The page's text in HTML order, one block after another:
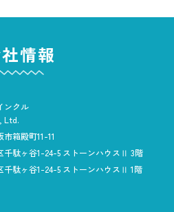
情報
ンクル
Ltd.
箱殿町11-11
千駄ヶ谷1-24-5 ストーンハウスⅡ 3階
千駄ヶ谷1-24-5 ストーンハウスⅡ 1階